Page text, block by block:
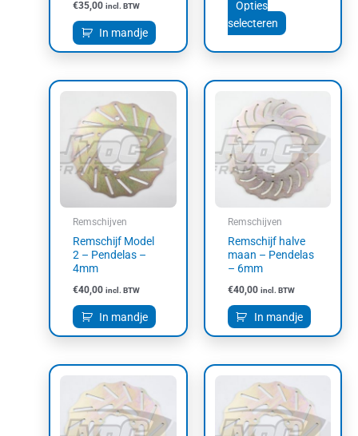
€35,00 incl. BTW
In mandje
Opties
selecteren
Remschijven
Remschijf Model
2 – Pendelas –
4mm
€40,00 incl. BTW
In mandje
Remschijven
Remschijf halve
maan – Pendelas
– 6mm
€40,00 incl. BTW
In mandje
product
heeft
meerdere